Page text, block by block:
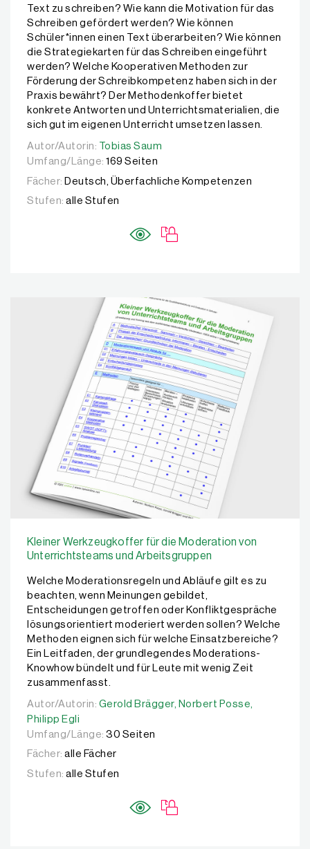
Text zu schreiben? Wie kann die Motivation für das
Schreiben gefördert werden? Wie können
Schüler*innen einen Text überarbeiten? Wie können
die Strategiekarten für das Schreiben eingeführt
werden? Welche Kooperativen Methoden zur
Förderung der Schreibkompetenz haben sich in der
Praxis bewährt? Der Methodenkoffer bietet
konkrete Antworten und Unterrichtsmaterialien, die
sich gut im eigenen Unterricht umsetzen lassen.
Autor/Autorin: Tobias Saum
Autor/Autorin:
Tobias Saum
Umfang/Länge: 169 Seiten
Fächer: Deutsch, Überfachliche Kompetenzen
Stufen: alle Stufen
Kleiner Werkzeugkoffer für die Moderation von
Unterrichtsteams und Arbeitsgruppen
Welche Moderationsregeln und Abläufe gilt es zu
beachten, wenn Meinungen gebildet,
Entscheidungen getroffen oder Konfliktgespräche
lösungsorientiert moderiert werden sollen? Welche
Methoden eignen sich für welche Einsatzbereiche?
Ein Leitfaden, der grundlegendes Moderations-
Knowhow bündelt und für Leute mit wenig Zeit
zusammenfasst.
Autor/Autorin: Gerold Brägger, Norbert Posse,
Autor/Autorin: Gerold Brägger, Norbert Posse,
Philipp Egli
Umfang/Länge: 30 Seiten
Fächer: alle Fächer
Stufen: alle Stufen